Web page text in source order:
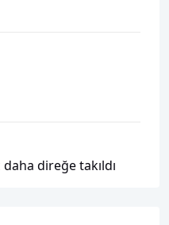
direğe takıldı